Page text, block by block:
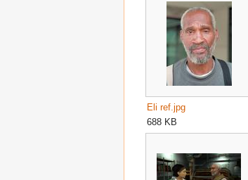
Eli ref.jpg
688 KB